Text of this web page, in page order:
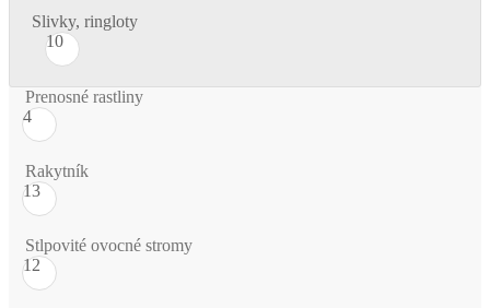
Slivky, ringloty
10
Prenosné rastliny
4
Rakytník
13
Stlpovité ovocné stromy
12